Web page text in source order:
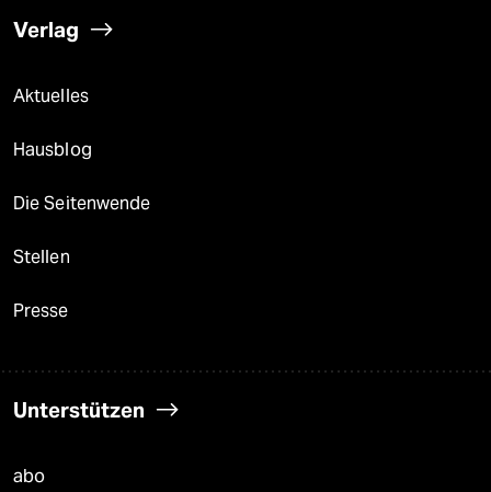
Verlag
Aktuelles
Hausblog
Die Seitenwende
Stellen
Presse
Unterstützen
abo